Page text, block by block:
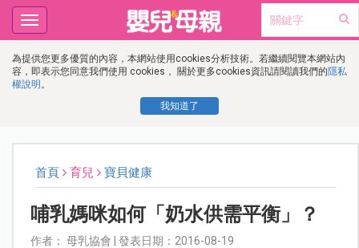
為提供您更多優質的內容，本網站使用cookies分析技術。若繼續閱覽本網站內
容，即表示您同意我們使用 cookies， 關於更多cookies資訊請閱讀我們的隱私
權說明 。
我知道了
Toggle
navigation
首頁 育兒 寶貝健康
哺乳媽咪如何「奶水供需平衡」？
作者： 母乳協會 | 發表日期：2016-08-19